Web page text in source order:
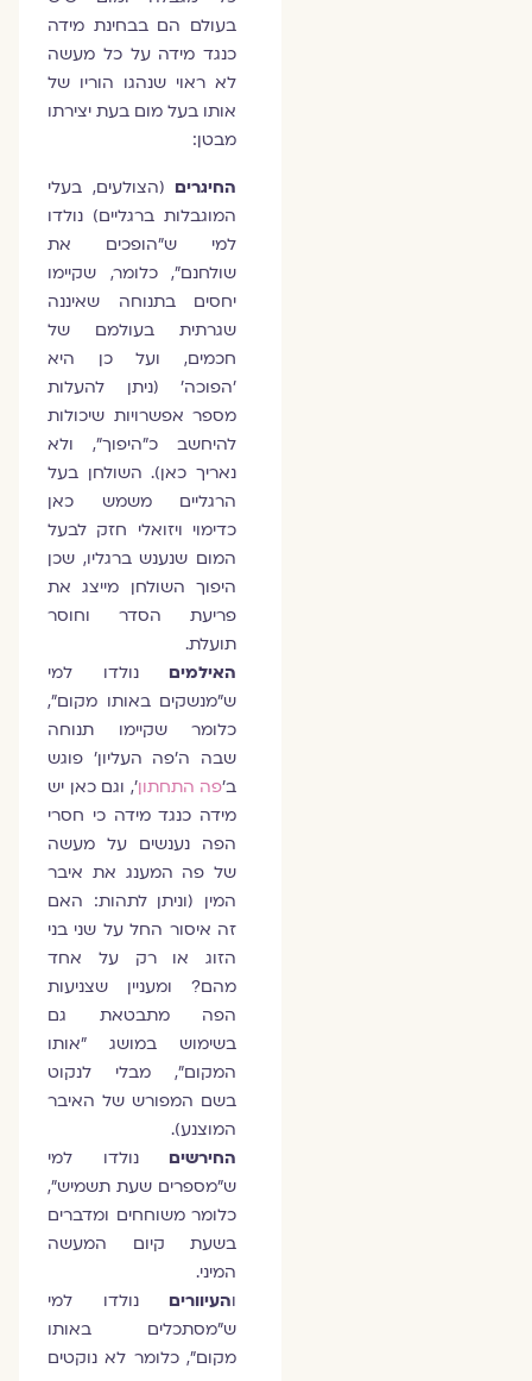
בעולם הם בבחינת מידה
כנגד מידה על כל מעשה
לא ראוי שנהגו הוריו של
אותו בעל מום בעת יצירתו
מבטן:
החיגרים(הצולעים, בעלי
המוגבלות ברגליים) נולדו
למי ש"הופכים את
שולחנם", כלומר, שקיימו
יחסים בתנוחה שאיננה
שגרתית בעולמם של
חכמים, ועל כן היא
'הפוכה' (ניתן להעלות
מספר אפשרויות שיכולות
להיחשב כ"היפוך", ולא
נאריך כאן). השולחן בעל
הרגליים משמש כאן
כדימוי ויזואלי חזק לבעל
המום שנענש ברגליו, שכן
היפוך השולחן מייצג את
פריעת הסדר וחוסר
תועלת.
האילמים
נולדו למי
ש"מנשקים באותו מקום",
כלומר שקיימו תנוחה
שבה ה'פה העליון' פוגש
ב'פה התחתון', וגם כאן יש
מידה כנגד מידה כי חסרי
הפה נענשים על מעשה
של פה המענג את איבר
המין (וניתן לתהות: האם
זה איסור החל על שני בני
הזוג או רק על אחד
מהם? ומעניין שצניעות
הפה מתבטאת גם
בשימוש במושג "אותו
המקום", מבלי לנקוט
בשם המפורש של האיבר
המוצנע).
החירשים
נולדו למי
ש"מספרים שעת תשמיש",
כלומר משוחחים ומדברים
בשעת קיום המעשה
המיני.
העיווריםנולדו למי
ש"מסתכלים באותו
מקום", כלומר לא נוקטים